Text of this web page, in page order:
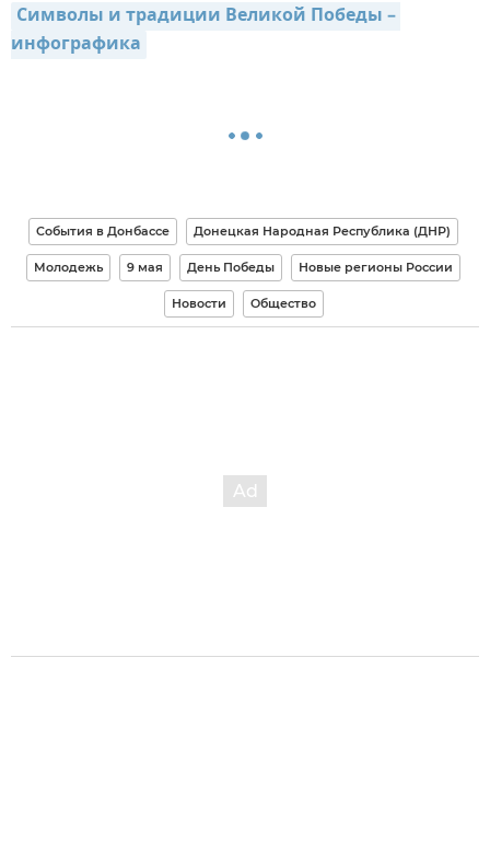
Символы и традиции Великой Победы –
инфографика
События в Донбассе Донецкая Народная Республика (ДНР)
Молодежь 9 мая День Победы Новые регионы России
Новости Общество